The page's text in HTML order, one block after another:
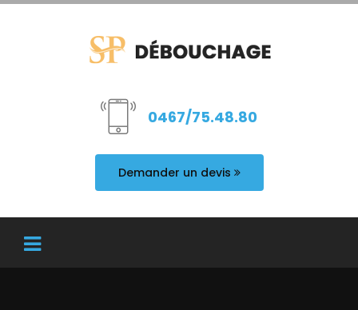
0467/75.48.80
Demander un devis